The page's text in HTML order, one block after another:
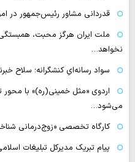
قدردانی مشاور رئیس‌جمهور در
ملت ایران هرگز محبت،
نخواهد…
سواد رسانه‌ایِ کنشگرانه؛ سلاح
اردوی «مثل خمینی(ره)» با محور
می‌شود…
کارگاه تخصصی «زوج‌درمانی
پیام تبریک مدیرکل تبلیغات